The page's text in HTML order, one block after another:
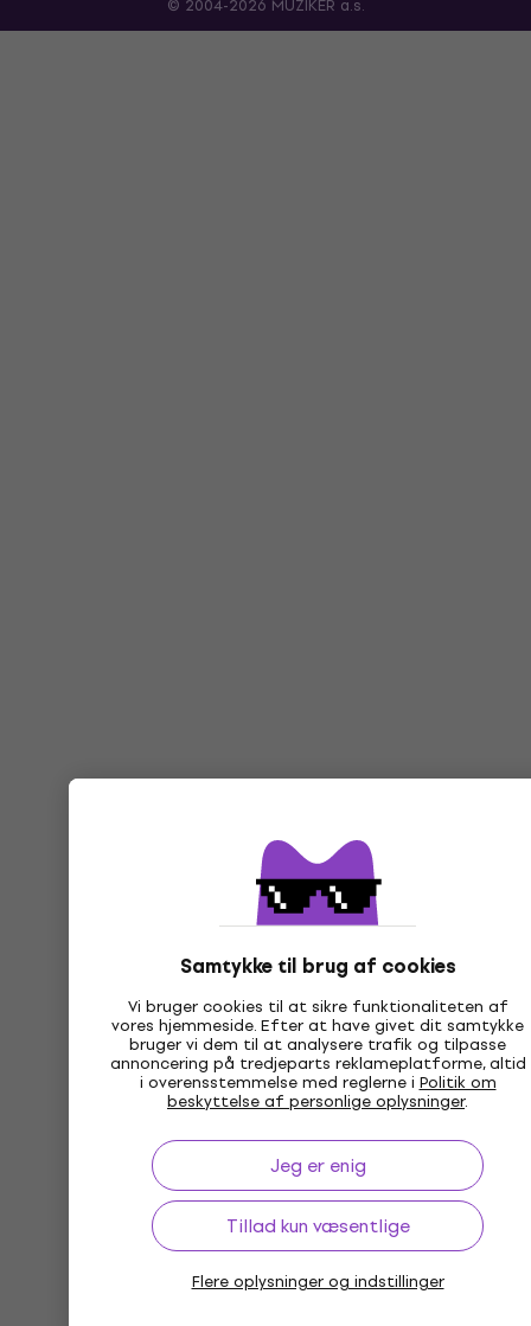
Samtykke til brug af cookies
Vi bruger cookies til at sikre funktionaliteten af
vores hjemmeside. Efter at have givet dit samtykke
bruger vi dem til at analysere trafik og tilpasse
annoncering på tredjeparts reklameplatforme, altid
i overensstemmelse med reglerne i Politik om
beskyttelse af personlige oplysninger.
Jeg er enig
Tillad kun væsentlige
Flere oplysninger og indstillinger
© 2004-2026 MUZIKER a.s.